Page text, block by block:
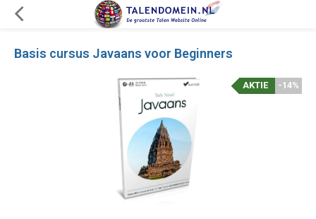
Basis cursus Javaans voor Beginners
-14%
AKTIE